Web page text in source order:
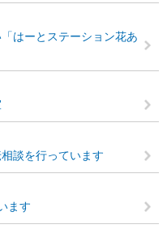
はーとステーション花あ
談を行っています
ます